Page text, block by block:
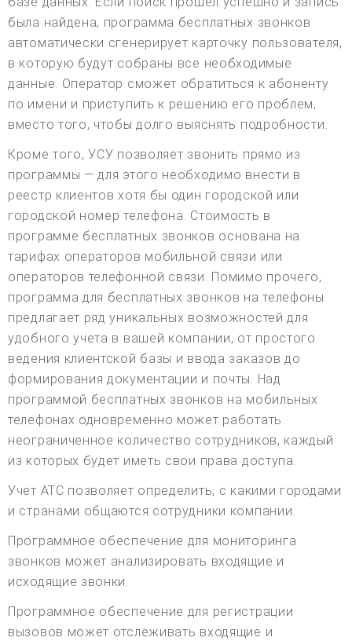
была найдена, программа бесплатных звонков
автоматически сгенерирует карточку пользователя,
в которую будут собраны все необходимые
данные. Оператор сможет обратиться к абоненту
по имени и приступить к решению его проблем,
вместо того, чтобы долго выяснять подробности.
Кроме того, УСУ позволяет звонить прямо из
программы — для этого необходимо внести в
реестр клиентов хотя бы один городской или
городской номер телефона. Стоимость в
программе бесплатных звонков основана на
тарифах операторов мобильной связи или
операторов телефонной связи. Помимо прочего,
программа для бесплатных звонков на телефоны
предлагает ряд уникальных возможностей для
удобного учета в вашей компании, от простого
ведения клиентской базы и ввода заказов до
формирования документации и почты. Над
программой бесплатных звонков на мобильных
телефонах одновременно может работать
неограниченное количество сотрудников, каждый
из которых будет иметь свои права доступа.
Учет АТС позволяет определить, с какими городами
и странами общаются сотрудники компании.
Программное обеспечение для мониторинга
звонков может анализировать входящие и
исходящие звонки.
Программное обеспечение для регистрации
вызовов может отслеживать входящие и